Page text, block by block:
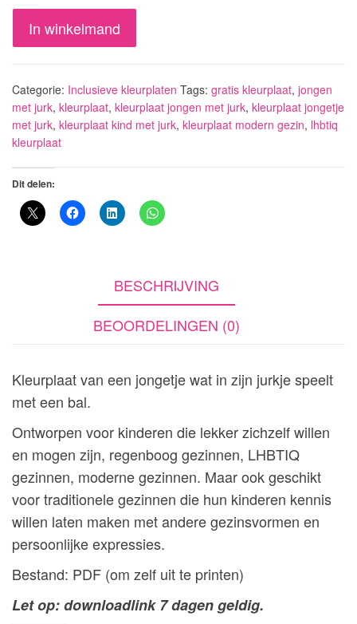
Jongetje
jurk
en
bal
aantal
In winkelmand
Categorie: Inclusieve kleurplaten Tags: gratis kleurplaat, jongen
met jurk, kleurplaat, kleurplaat jongen met jurk, kleurplaat jongetje
met jurk, kleurplaat kind met jurk, kleurplaat modern gezin, lhbtiq
kleurplaat
Dit delen:
BESCHRIJVING
BEOORDELINGEN (0)
Kleurplaat van een jongetje wat in zijn jurkje speelt
met een bal.
Ontworpen voor kinderen die lekker zichzelf willen
en mogen zijn, regenboog gezinnen, LHBTIQ
gezinnen, moderne gezinnen. Maar ook geschikt
voor traditionele gezinnen die hun kinderen kennis
willen laten maken met andere gezinsvormen en
persoonlijke expressies.
Bestand: PDF (om zelf uit te printen)
Let op: downloadlink 7 dagen geldig.